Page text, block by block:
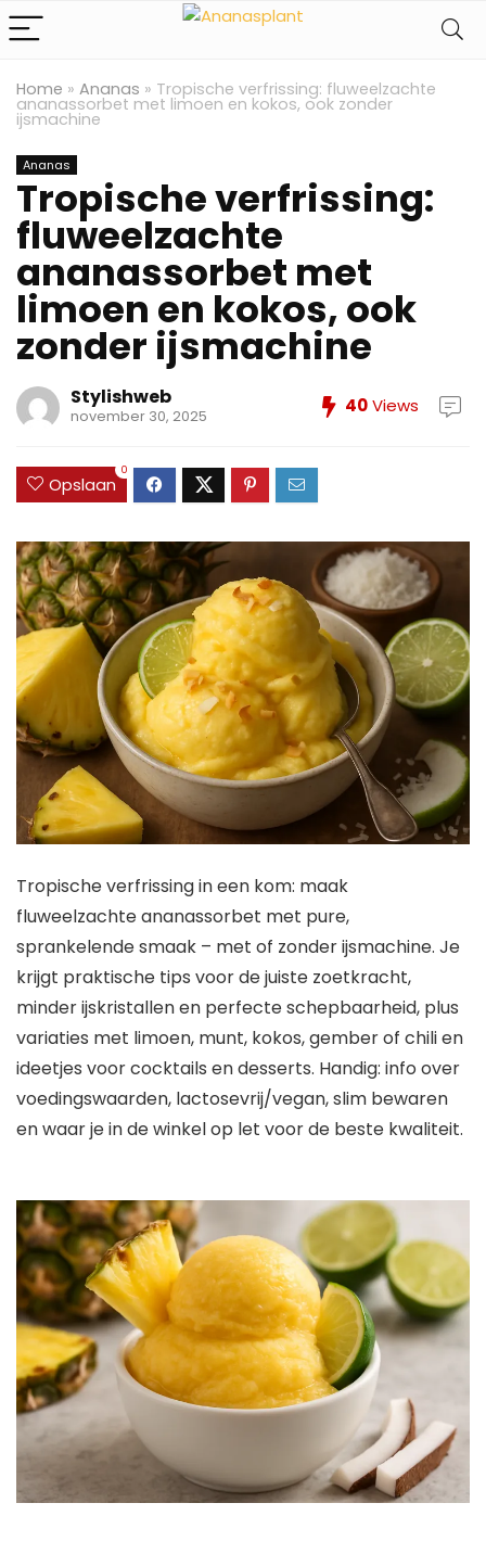
Home » Ananas » Tropische verfrissing: fluweelzachte
ananassorbet met limoen en kokos, ook zonder
ijsmachine
Ananas
Tropische verfrissing:
fluweelzachte
ananassorbet met
limoen en kokos, ook
zonder ijsmachine
Stylishweb
november 30, 2025 40Views
Opslaan
0
Tropische verfrissing in een kom: maak
fluweelzachte ananassorbet met pure,
sprankelende smaak – met of zonder ijsmachine. Je
krijgt praktische tips voor de juiste zoetkracht,
minder ijskristallen en perfecte schepbaarheid, plus
variaties met limoen, munt, kokos, gember of chili en
ideetjes voor cocktails en desserts. Handig: info over
voedingswaarden, lactosevrij/vegan, slim bewaren
en waar je in de winkel op let voor de beste kwaliteit.